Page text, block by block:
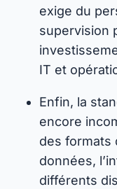
exige du
supervision
IT et
Enfin, la
encore
des formats
données,
différents